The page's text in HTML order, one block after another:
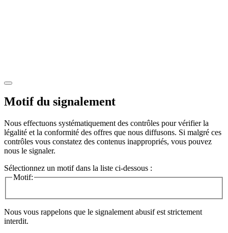
Motif du signalement
Nous effectuons systématiquement des contrôles pour vérifier la
légalité et la conformité des offres que nous diffusons. Si malgré ces
contrôles vous constatez des contenus inappropriés, vous pouvez
nous le signaler.
Sélectionnez un motif dans la liste ci-dessous :
Motif:
Nous vous rappelons que le signalement abusif est strictement
interdit.